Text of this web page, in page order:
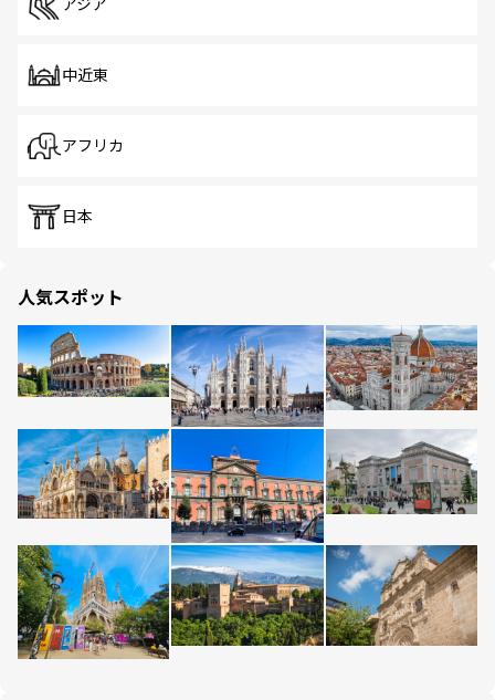
アジア
中近東
アフリカ
日本
人気スポット